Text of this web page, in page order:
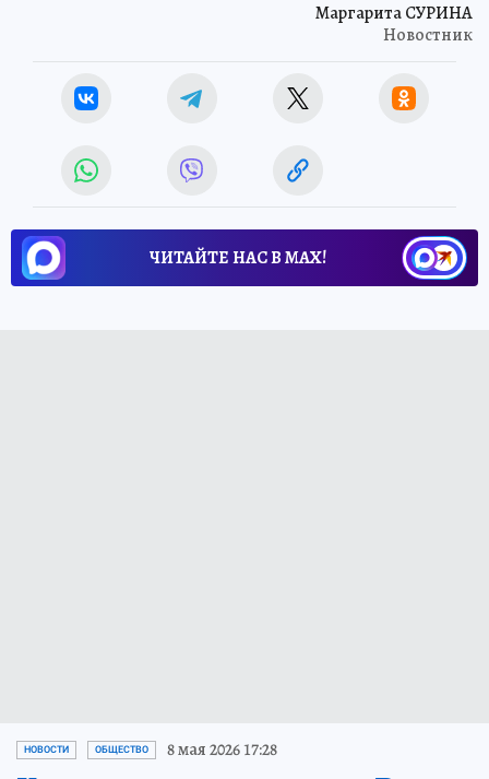
Маргарита СУРИНА
Новостник
ЧИТАЙТЕ НАС В МАХ!
НОВОСТИ ОБЩЕСТВО 8 мая 2026 17:28